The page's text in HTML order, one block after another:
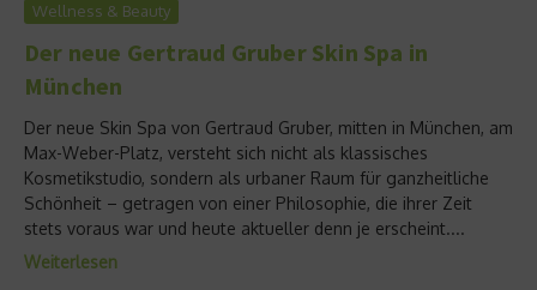
Wellness & Beauty
Der neue Gertraud Gruber Skin Spa in
München
Der neue Skin Spa von Gertraud Gruber, mitten in München, am
Max-Weber-Platz, versteht sich nicht als klassisches
Kosmetikstudio, sondern als urbaner Raum für ganzheitliche
Schönheit – getragen von einer Philosophie, die ihrer Zeit
stets voraus war und heute aktueller denn je erscheint....
Weiterlesen